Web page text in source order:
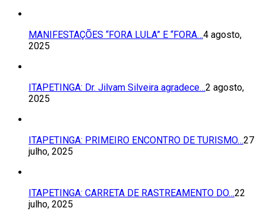
MANIFESTAÇÕES “FORA LULA” E “FORA…4 agosto,
2025
ITAPETINGA: Dr. Jilvam Silveira agradece…2 agosto,
2025
ITAPETINGA: PRIMEIRO ENCONTRO DE TURISMO…27
julho, 2025
ITAPETINGA: CARRETA DE RASTREAMENTO DO…22
julho, 2025